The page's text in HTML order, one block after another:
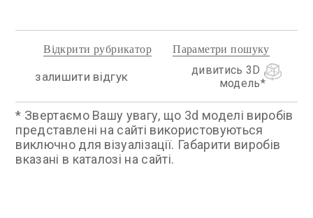
залишити відгук
дивитись 3D
модель
Відкрити рубрикатор Параметри пошуку
* Звертаємо Вашу увагу, що 3d моделі виробів
представлені на сайті використовуються
виключно для візуалізації. Габарити виробів
вказані в каталозі на сайті.